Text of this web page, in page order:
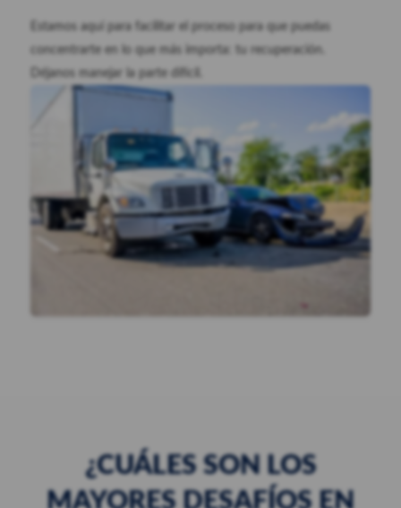
Estamos aquí para facilitar el proceso para que puedas
concentrarte en lo que más importa: tu recuperación.
Déjanos manejar la parte difícil.
¿CUÁLES SON LOS
MAYORES DESAFÍOS EN